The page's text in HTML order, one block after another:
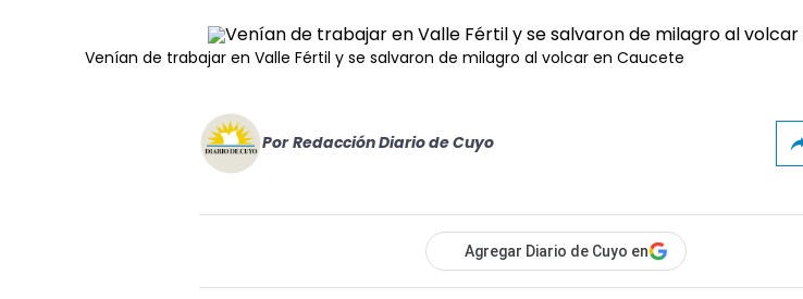
Venían de trabajar en Valle Fértil y se salvaron de milagro al volcar en Caucete
Por Redacción Diario de Cuyo
Agregar Diario de Cuyo en